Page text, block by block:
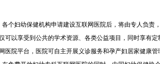
各个妇幼保健机构申请建设互联网医院后，将由专人负责
可以享受到公共的学术资源、各类公益项目，同时享有
网医院平台，医院可自主开展义诊服务和孕产妇居家健康管